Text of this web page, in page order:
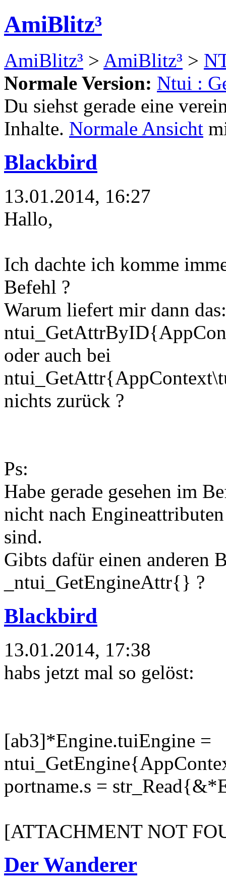
AmiBlitz³
AmiBlitz³ > AmiBlitz³ >
Normale Version: Ntui :
Du siehst gerade eine
Inhalte. Normale Ansicht
Blackbird
13.01.2014, 16:27
Hallo,
Ich dachte ich komme
Befehl ?
Warum liefert mir dann das:
oder auch bei
nichts zurück ?
Ps:
Habe gerade gesehen im
nicht nach
sind.
Gibts dafür einen anderen
_ntui_GetEngineAttr{} ?
Blackbird
13.01.2014, 17:38
habs jetzt mal so gelöst:
[ab3]*Engine.tuiEngine =
portname.s =
[ATTACHMENT NOT
Der Wanderer